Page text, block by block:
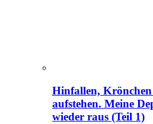
Hinfallen,
aufstehen. Meine
wieder raus (Teil 1)